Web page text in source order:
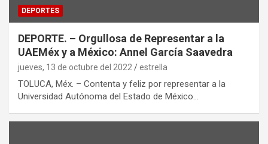
DEPORTES
DEPORTE. – Orgullosa de Representar a la
UAEMéx y a México: Annel García Saavedra
jueves, 13 de octubre del 2022 estrella
TOLUCA, Méx. – Contenta y feliz por representar a la
Universidad Autónoma del Estado de México…